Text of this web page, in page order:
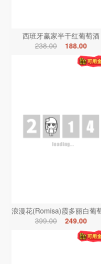
西班牙赢家半干红葡萄酒
238.00
188.00
浪漫花(Romisa)霞多丽白葡
399.00
249.00